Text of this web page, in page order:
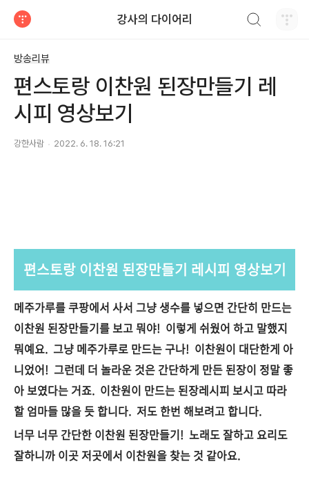
강사의 다이어리
방송리뷰
편스토랑 이찬원 된장만들기 레
시피 영상보기
강한사람 2022. 6. 18. 16:21
편스토랑 이찬원 된장만들기 레시피 영상보기
메주가루를 쿠팡에서 사서 그냥 생수를 넣으면 간단히 만드는
이찬원 된장만들기를 보고 뭐야! 이렇게 쉬웠어 하고 말했지
뭐예요. 그냥 메주가루로 만드는 구나! 이찬원이 대단한게 아
니었어! 그런데 더 놀라운 것은 간단하게 만든 된장이 정말 좋
아 보였다는 거죠. 이찬원이 만드는 된장레시피 보시고 따라
할 엄마들 많을 듯 합니다. 저도 한번 해보려고 합니다.
너무 너무 간단한 이찬원 된장만들기! 노래도 잘하고 요리도
잘하니까 이곳 저곳에서 이찬원을 찾는 것 같아요.